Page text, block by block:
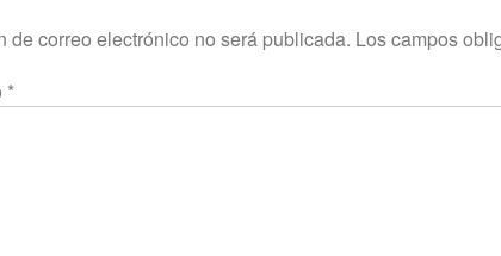
de correo electrónico no será publicada. Los campos
*